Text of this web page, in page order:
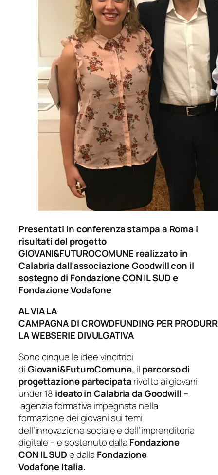
Presentati in conferenza stampa a Roma i
risultati del progetto
GIOVANI&FUTUROCOMUNE realizzato in
Calabria dall’associazioneGoodwillcon il
sostegnodi Fondazione CON IL SUD e
Fondazione Vodafone
AL VIA LA
CAMPAGNADICROWDFUNDING PER
LA WEBSERIE DIVULGATIVA
Sono cinque le idee vincitrici
diGiovani&FuturoComune, il percorso di
progettazione partecipatarivolto ai giovani
under 18 ideato in Calabria daGoodwill –
agenzia formativa impegnata nella
formazione dei giovani sui temi
dell’innovazione sociale e dell’imprenditoria
digitale – e sostenuto dalla Fondazione
CON IL SUDe dalla Fondazione
VodafoneItalia.